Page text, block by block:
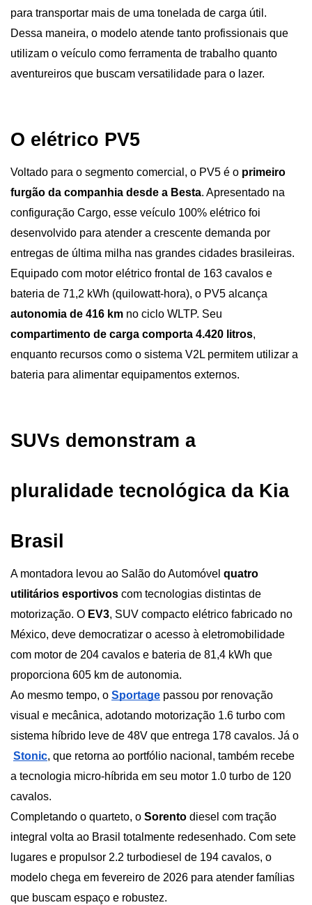
para transportar mais de uma tonelada de carga útil.
Dessa maneira, o modelo atende tanto profissionais que
utilizam o veículo como ferramenta de trabalho quanto
aventureiros que buscam versatilidade para o lazer.
O elétrico PV5
Voltado para o segmento comercial, o PV5 é o primeiro
furgão da companhia desde a Besta. Apresentado na
configuração Cargo, esse veículo 100% elétrico foi
desenvolvido para atender a crescente demanda por
entregas de última milha nas grandes cidades brasileiras.
Equipado com motor elétrico frontal de 163 cavalos e
autonomia de 416 km
compartimento de carga comporta 4.420 litros,
enquanto recursos como o sistema V2L permitem utilizar a
bateria para alimentar equipamentos externos.
SUVs demonstram a
pluralidade tecnológica da Kia
Brasil
A montadora levou ao Salão do Automóvel quatro
utilitários esportivos com tecnologias distintas de
motorização. O EV3, SUV compacto elétrico fabricado no
México, deve democratizar o acesso à eletromobilidade
com motor de 204 cavalos e bateria de 81,4 kWh que
proporciona 605 km de autonomia.
Ao mesmo tempo, o Sportage passou por renovação
visual e mecânica, adotando motorização 1.6 turbo com
sistema híbrido leve de 48V que entrega 178 cavalos. Já o
Stonic, que retorna ao portfólio nacional, também recebe
a tecnologia micro-híbrida em seu motor 1.0 turbo de 120
cavalos.
Completando o quarteto, o Sorento diesel com tração
integral volta ao Brasil totalmente redesenhado. Com sete
lugares e propulsor 2.2 turbodiesel de 194 cavalos, o
modelo chega em fevereiro de 2026 para atender famílias
que buscam espaço e robustez.